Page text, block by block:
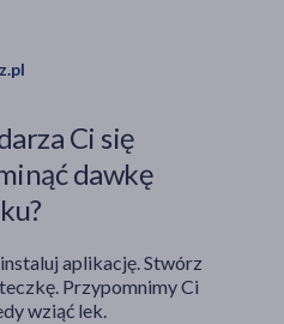
Ci się
dawkę
aplikację. Stwórz
Przypomnimy Ci
wziąć lek.